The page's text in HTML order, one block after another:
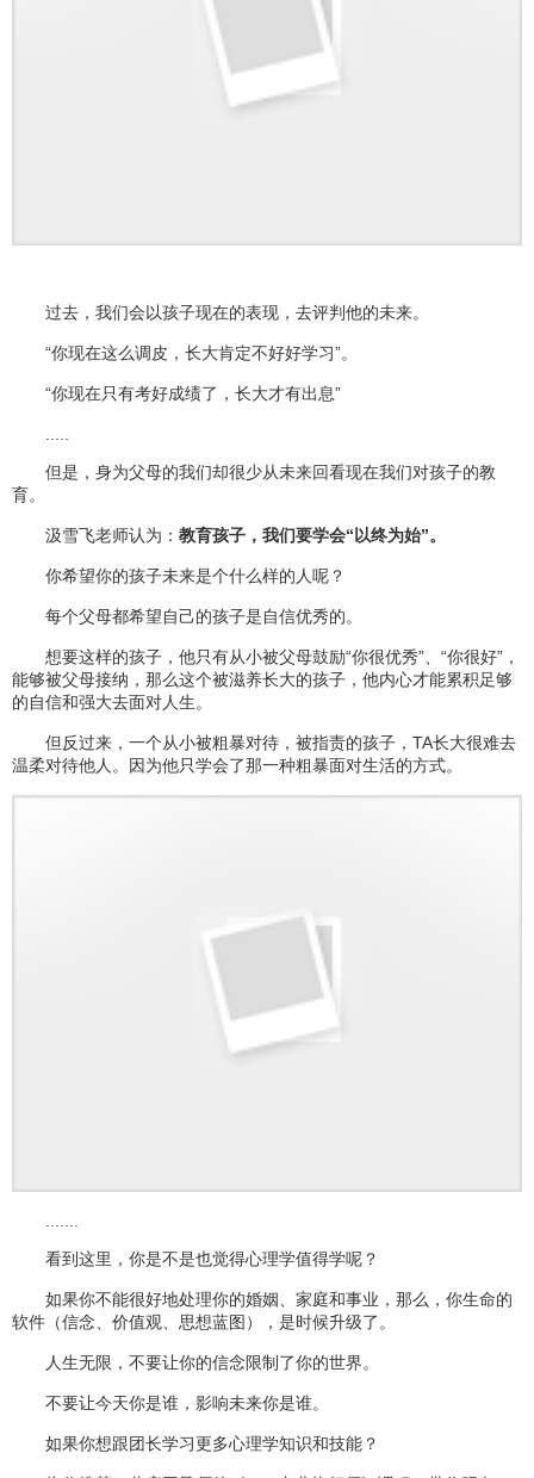
过去，我们会以孩子现在的表现，去评判他的未来。
“你现在这么调皮，长大肯定不好好学习”。
“你现在只有考好成绩了，长大才有出息”
.....
但是，身为父母的我们却很少从未来回看现在我们对孩子的教
育。
汲雪飞老师认为： 教育孩子，我们要学会“以终为始”。
你希望你的孩子未来是个什么样的人呢？
每个父母都希望自己的孩子是自信优秀的。
想要这样的孩子，他只有从小被父母鼓励“你很优秀”、“你很好”，
能够被父母接纳，那么这个被滋养长大的孩子，他内心才能累积足够
的自信和强大去面对人生。
但反过来，一个从小被粗暴对待，被指责的孩子，TA长大很难去
温柔对待他人。因为他只学会了那一种粗暴面对生活的方式。
看到这里，你是不是也觉得心理学值得学呢？
如果你不能很好地处理你的婚姻、家庭和事业，那么，你生命的
软件（信念、价值观、思想蓝图），是时候升级了。
人生无限，不要让你的信念限制了你的世界。
不要让今天你是谁，影响未来你是谁。
如果你想跟团长学习更多心理学知识和技能？